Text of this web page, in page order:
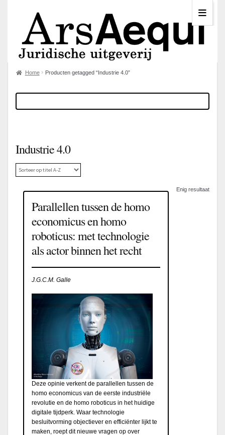
Home Producten getagged “Industrie 4.0”
Industrie 4.0
Enig resultaat
Parallellen tussen de homo
economicus en homo
roboticus: met technologie
als actor binnen het recht
J.G.C.M. Galle
Deze opinie verkent de parallellen tussen de
homo economicus van de eerste industriële
revolutie en de homo roboticus in het huidige
digitale tijdperk. Waar technologie
besluitvorming objectiever en efficiënter lijkt te
maken, roept dit nieuwe vragen op over